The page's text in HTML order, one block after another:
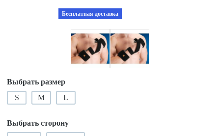
Бесплатная доставка
Выбрать размер
S
M L
Выбрать сторону